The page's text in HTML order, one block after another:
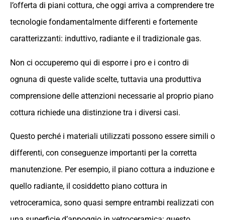
l’offerta di piani cottura, che oggi arriva a comprendere tre
tecnologie fondamentalmente differenti e fortemente
caratterizzanti: induttivo, radiante e il tradizionale gas.
Non ci occuperemo qui di esporre i pro e i contro di
ognuna di queste valide scelte, tuttavia una produttiva
comprensione delle attenzioni necessarie al proprio piano
cottura richiede una distinzione tra i diversi casi.
Questo perché i materiali utilizzati possono essere simili o
differenti, con conseguenze importanti per la corretta
manutenzione. Per esempio, il piano cottura a induzione e
quello radiante, il cosiddetto piano cottura in
vetroceramica, sono quasi sempre entrambi realizzati con